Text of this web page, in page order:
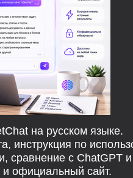
на русском языке.
инструкция по
сравнение с ChatGPT
официальный сайт.